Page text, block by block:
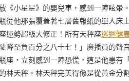
《小星星》的嬰兒車，感到一陣眩暈
從他那張覆蓋著七層舊報紙的單人床
運勢超級大修正！所有天秤座巡迴健
降至負百分之八十七！」廣播員的聲
，立刻感到一陣恐慌，這是他患有
林天秤。林天秤完美得像是從黃金分